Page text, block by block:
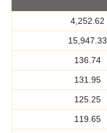
4,252.62
15,947.33
136.74
131.95
125.25
119.65